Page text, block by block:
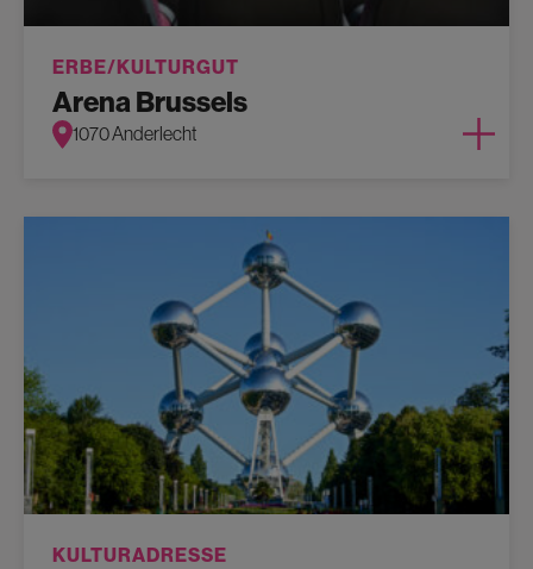
ERBE/KULTURGUT
Arena Brussels
1070 Anderlecht
KULTURADRESSE